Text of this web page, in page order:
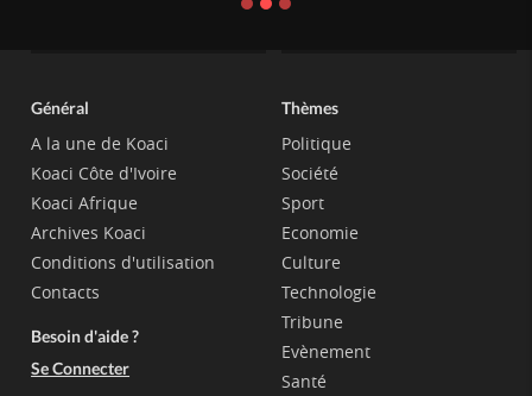
Général
A la une de Koaci
Koaci Côte d'Ivoire
Koaci Afrique
Archives Koaci
Conditions d'utilisation
Contacts
Besoin d'aide ?
Se Connecter
Thèmes
Politique
Société
Sport
Economie
Culture
Technologie
Tribune
Evènement
Santé